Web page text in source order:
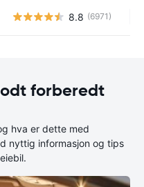
8.8 (6971)
forberedt
hva er dette med
nyttig informasjon og tips